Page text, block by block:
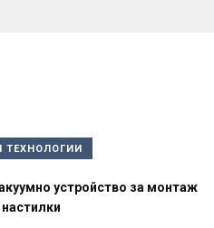
ТЕХНОЛОГИИ
устройство за монтаж